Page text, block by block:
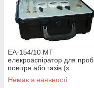
ЕА-154/10 МТ
елекроаспіратор для проб
повітря або газів (з
вбудованими цифровим
мікроманометром,
Немає в наявності